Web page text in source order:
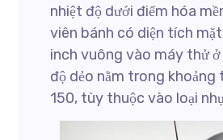
nhiệt độ dưới điểm hóa
viên bánh có diện tích
inch vuông vào máy thử ở
độ dẻo nằm trong khoảng
150, tùy thuộc vào loại